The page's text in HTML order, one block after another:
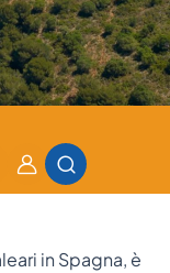
Camere
e Ospiti
in Spagna, è